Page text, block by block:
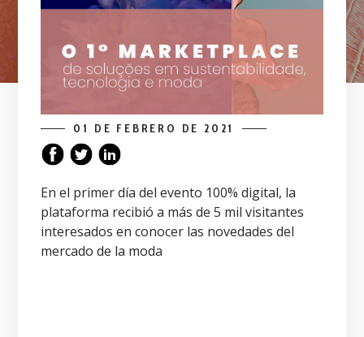
01 DE FEBRERO DE 2021
En el primer día del evento 100% digital, la
plataforma recibió a más de 5 mil visitantes
interesados en conocer las novedades del
mercado de la moda